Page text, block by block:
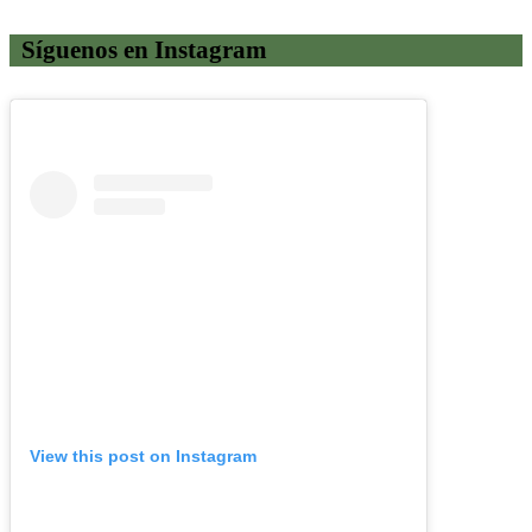
Síguenos en Instagram
View this post on Instagram